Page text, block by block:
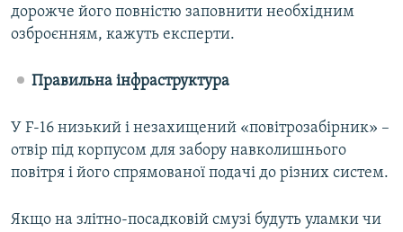
дорожче його повністю заповнити необхідним
озброєнням, кажуть експерти.
Правильна інфраструктура
У F-16 низький і незахищений «повітрозабірник» –
отвір під корпусом для забору навколишнього
повітря і його спрямованої подачі до різних систем.
Якщо на злітно-посадковій смузі будуть уламки чи